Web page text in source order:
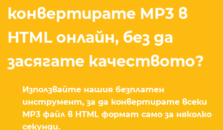
конвертирате MP3 в
HTML онлайн, без да
засягате качеството?
Използвайте нашия безплатен
инструмент, за да конвертирате всеки
MP3 файл в HTML формат само за няколко
секунди.